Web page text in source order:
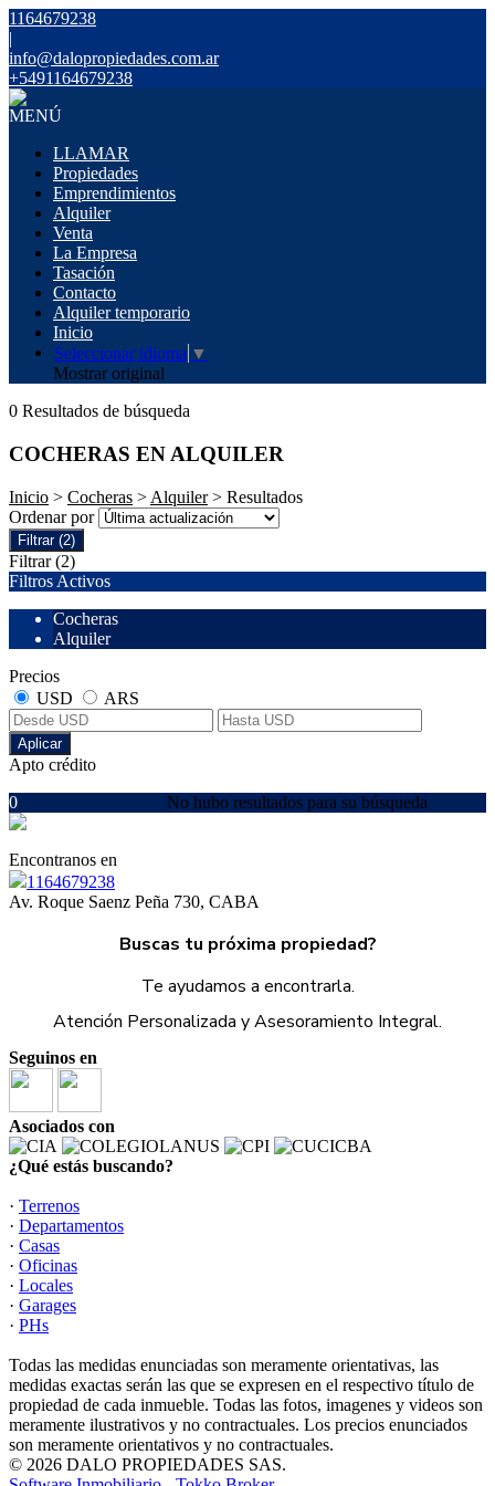
1164679238
|
info@dalopropiedades.com.ar
+5491164679238
MENÚ
LLAMAR
Propiedades
Emprendimientos
Alquiler
Venta
La Empresa
Tasación
Contacto
Alquiler temporario
Inicio
Seleccionar idioma ▼
Mostrar original
0 Resultados de búsqueda
COCHERAS EN ALQUILER
Inicio > Cocheras > Alquiler> Resultados
Ordenar por
Filtrar (2)
Filtrar (2)
Filtros Activos
Cocheras
Alquiler
Precios
USD
ARS
Aplicar
Apto crédito
No hubo resultados para su búsqueda
0
Encontranos en
1164679238
Av. Roque Saenz Peña 730, CABA
Buscas tu próxima propiedad?
Te ayudamos a encontrarla.
Atención Personalizada y Asesoramiento Integral.
Seguinos en
Asociados con
¿Qué estás buscando?
· Terrenos
· Departamentos
· Casas
· Oficinas
· Locales
· Garages
· PHs
Todas las medidas enunciadas son meramente orientativas, las
medidas exactas serán las que se expresen en el respectivo título de
propiedad de cada inmueble. Todas las fotos, imagenes y videos son
meramente ilustrativos y no contractuales. Los precios enunciados
son meramente orientativos y no contractuales.
© 2026 DALO PROPIEDADES SAS.